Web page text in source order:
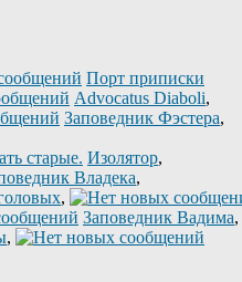
Порт приписки
Advocatus Diaboli,
Заповедник Фэстера,
Изолятор,
Владека,
,
Заповедник Вадима,
,